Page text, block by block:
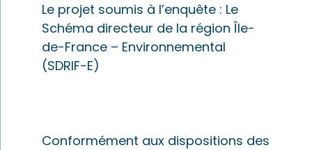
Le projet soumis à l’enquête : Le
Schéma directeur de la région Île-
de-France – Environnemental
(SDRIF-E)
Conformément aux dispositions des